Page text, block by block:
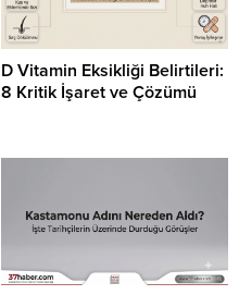
D Vitamin Eksikliği Belirtileri:
8 Kritik İşaret ve Çözümü